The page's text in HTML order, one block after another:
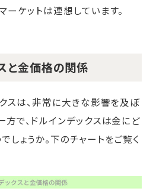
ーケットは連想しています。
と金価格の関係
スは、非常に大きな影響を及ぼ
方で、ドルインデックスは金にど
しょうか。下のチャートをご覧く